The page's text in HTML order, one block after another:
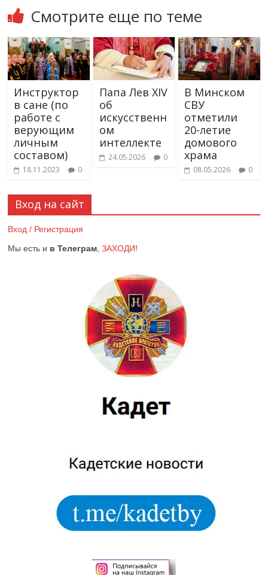
Смотрите еще по теме
Инструктор
в сане (по
работе с
верующим
личным
составом)
18.11.2023 0
Папа Лев XIV
об
искусственн
ом
интеллекте
24.05.2026 0
В Минском
СВУ
отметили
20-летие
домового
храма
08.05.2026 0
Вход на сайт
Вход / Регистрация
Мы есть и в Телеграм ,ЗАХОДИ!